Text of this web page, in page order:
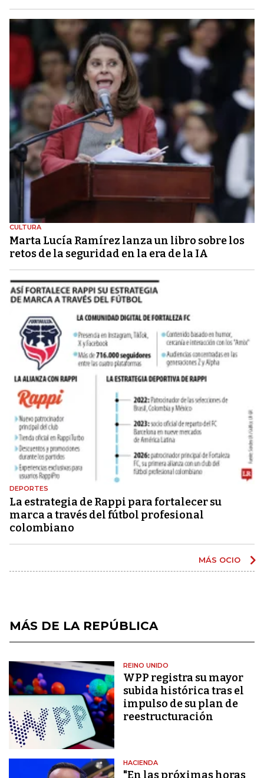
CULTURA
Marta Lucía Ramírez lanza un libro sobre los
retos de la seguridad en la era de la IA
DEPORTES
La estrategia de Rappi para fortalecer su
marca a través del fútbol profesional
colombiano
MÁS OCIO
MÁS DE LA REPÚBLICA
REINO UNIDO
WPP registra su mayor
subida histórica tras el
impulso de su plan de
reestructuración
HACIENDA
"En las próximas horas